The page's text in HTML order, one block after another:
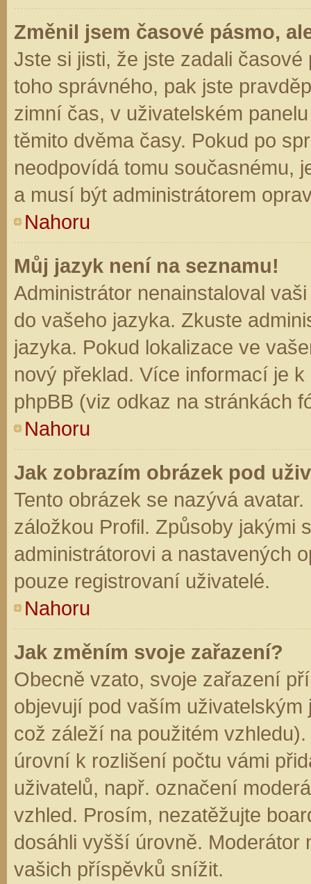
Změnil jsem časové pásmo,
Jste si jisti, že jste zadali
toho správného, pak jste
zimní čas, v uživatelském
těmito dvěma časy. Pokud po
neodpovídá tomu současnému,
a musí být administrátorem
Nahoru
Můj jazyk není na seznamu!
Administrátor nenainstaloval
do vašeho jazyka. Zkuste
jazyka. Pokud lokalizace ve
nový překlad. Více informací je
phpBB (viz odkaz na stránkách
Nahoru
Jak zobrazím obrázek pod
Tento obrázek se nazývá
záložkou Profil. Způsoby jakými
administrátorovi a nastavených
pouze registrovaní uživatelé.
Nahoru
Jak změním svoje zařazení?
Obecně vzato, svoje zařazení
objevují pod vaším
což záleží na použitém
úrovní k rozlišení počtu vámi
uživatelů, např. označení
vzhled. Prosím, nezatěžujte
dosáhli vyšší úrovně. Moderátor
vašich příspěvků snížit.